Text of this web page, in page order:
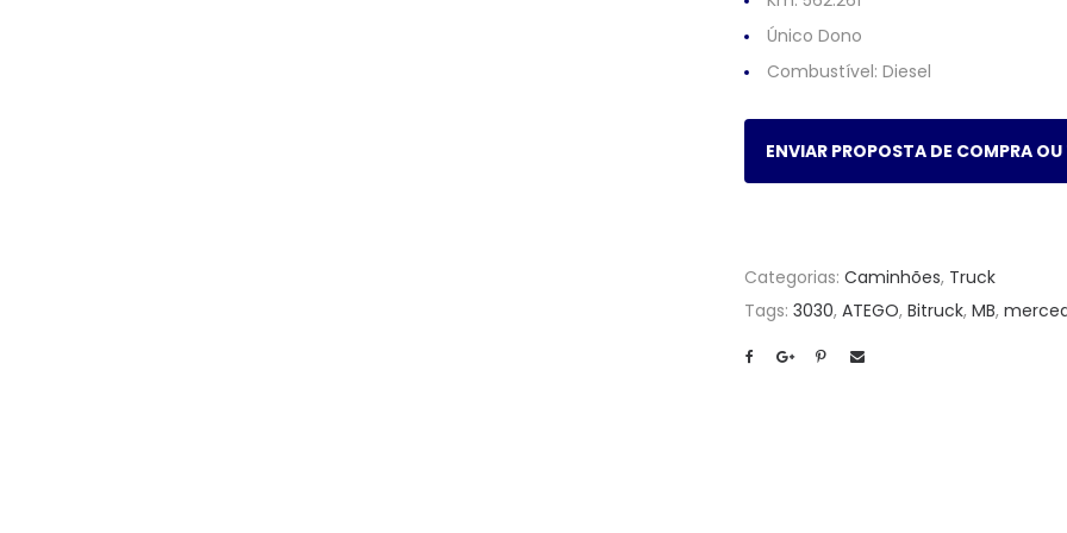
Único Dono
Combustível: Diesel
ENVIAR PROPOSTA DE COMPRA
Categorias: Caminhões, Truck
Tags: 3030, ATEGO, Bitruck, MB,